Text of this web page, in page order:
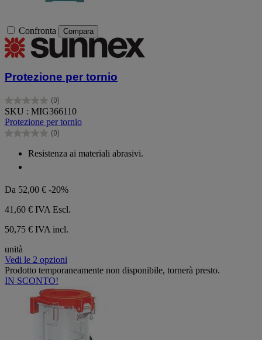
Confronta Compara
Protezione per tornio
(0)
0.0
su
5
stelle.
SKU : MIG366110
Protezione per tornio
(0)
0.0
stelle.
Resistenza ai materiali abrasivi.
Da 52,00 € -20%
41,60 € IVA Escl.
50,75 € IVA incl.
unità
Vedi le 2 opzioni
Prodotto temporaneamente non disponibile, tornerà presto.
IN SCONTO!